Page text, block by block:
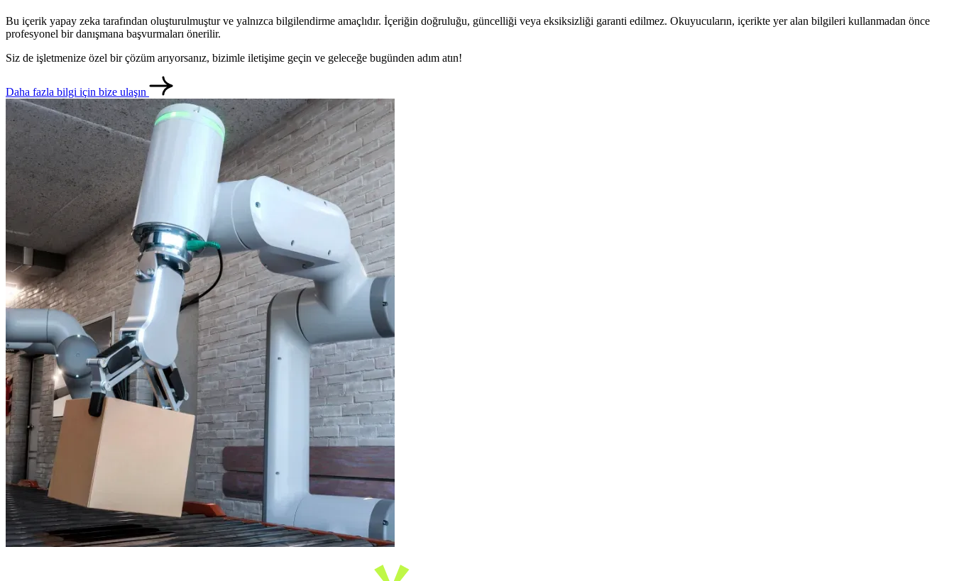
Bu içerik yapay zeka tarafından oluşturulmuştur ve yalnızca bilgilendirme amaçlıdır. İçeriğin doğruluğu, güncelliği veya eksiksizliği garanti edilmez. Okuyucuların, içerikte yer alan bilgileri kullanmadan önce
profesyonel bir danışmana başvurmaları önerilir.
Siz de işletmenize özel bir çözüm arıyorsanız, bizimle iletişime geçin ve geleceğe bugünden adım atın!
Daha fazla bilgi için bize ulaşın